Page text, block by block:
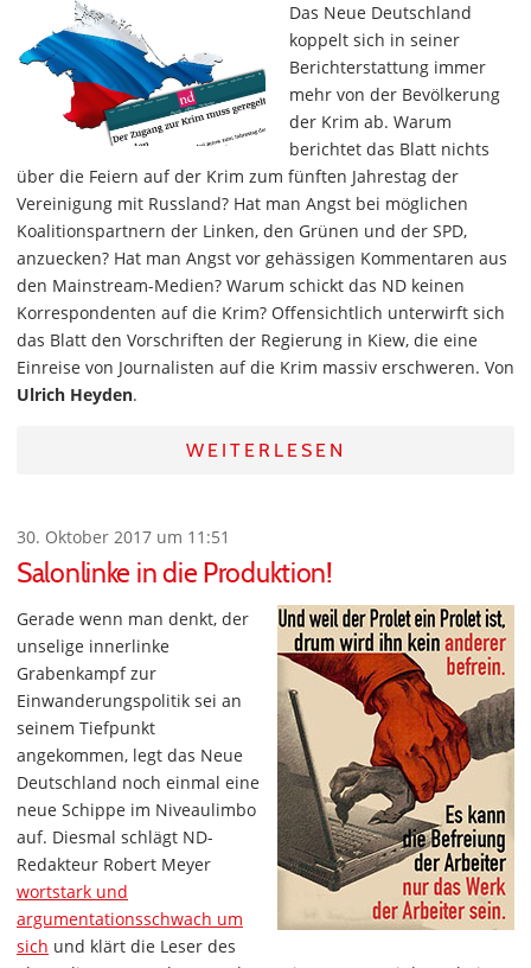
Das Neue Deutschland
koppelt sich in seiner
Berichterstattung immer
mehr von der Bevölkerung
der Krim ab. Warum
berichtet das Blatt nichts
über die Feiern auf der Krim zum fünften Jahrestag der
Vereinigung mit Russland? Hat man Angst bei möglichen
Koalitionspartnern der Linken, den Grünen und der SPD,
anzuecken? Hat man Angst vor gehässigen Kommentaren aus
den Mainstream-Medien? Warum schickt das ND keinen
Korrespondenten auf die Krim? Offensichtlich unterwirft sich
das Blatt den Vorschriften der Regierung in Kiew, die eine
Einreise von Journalisten auf die Krim massiv erschweren. Von
Ulrich Heyden.
WEITERLESEN
30. Oktober 2017 um 11:51
Salonlinke in die Produktion!
Gerade wenn man denkt, der
unselige innerlinke
Grabenkampf zur
Einwanderungspolitik sei an
seinem Tiefpunkt
angekommen, legt das Neue
Deutschland noch einmal eine
neue Schippe im Niveaulimbo
auf. Diesmal schlägt ND-
Redakteur Robert Meyer
wortstark und
argumentationsschwach um
sich und klärt die Leser des